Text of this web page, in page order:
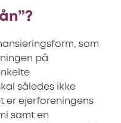
som
på
således ikke
er ejerforeningens
samt en